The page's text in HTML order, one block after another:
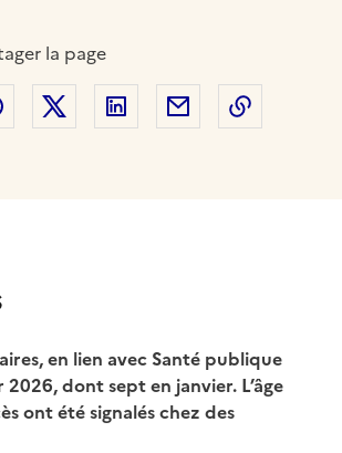
la page
Partager sur Facebook
Partager sur Twitter
Partager sur LinkedIn
Partager par email
en lien avec Santé publique
dont sept en janvier. L’âge
ont été signalés chez des